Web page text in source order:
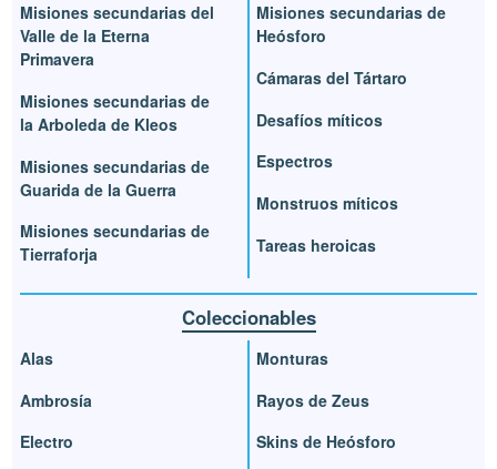
Misiones secundarias del
Valle de la Eterna
Primavera
Misiones secundarias de
la Arboleda de Kleos
Misiones secundarias de
Guarida de la Guerra
Misiones secundarias de
Tierraforja
Misiones secundarias de
Heósforo
Cámaras del Tártaro
Desafíos míticos
Espectros
Monstruos míticos
Tareas heroicas
Coleccionables
Alas
Ambrosía
Electro
Monturas
Rayos de Zeus
Skins de Heósforo